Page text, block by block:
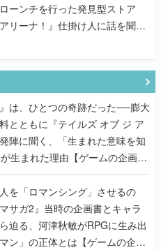
ーンチを行った発見型ストア
アリーナ！』仕掛け人に話を聞い
』は、ひとつの奇跡だった──膨大
とともに『テイルズ オブ ジ ア
陣に聞く、「生まれた意味を知
生まれた理由【ゲームの企画
を「ロマンシング」させるの
サガ2』当時の企画書とキャラ
迫る、河津秋敏がRPGに生み出
ン」の正体とは【ゲームの企画